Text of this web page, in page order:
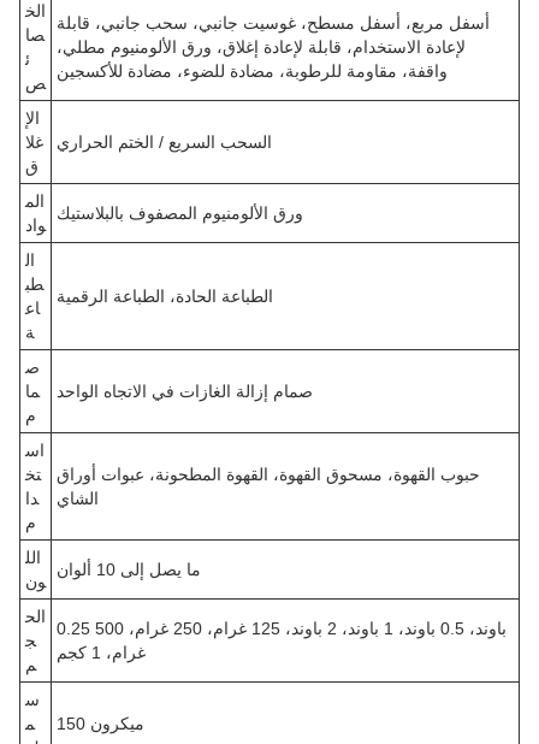
الخ
صا
ئ
ص
أسفل مربع، أسفل مسطح، غوسيت جانبي، سحب جانبي، قابلة
لإعادة الاستخدام، قابلة لإعادة إغلاق، ورق الألومنيوم مطلي،
واقفة، مقاومة للرطوبة، مضادة للضوء، مضادة للأكسجين
الإ
غلا
ق
السحب السريع / الختم الحراري
الم
واد
ورق الألومنيوم المصفوف بالبلاستيك
ال
طب
اع
ة
الطباعة الحادة، الطباعة الرقمية
ص
ما
م
صمام إزالة الغازات في الاتجاه الواحد
اس
تخ
دا
م
حبوب القهوة، مسحوق القهوة، القهوة المطحونة، عبوات أوراق
الشاي
الل
ون
ما يصل إلى 10 ألوان
الح
ج
م
0.25 باوند، 0.5 باوند، 1 باوند، 2 باوند، 125 غرام، 250 غرام، 500
غرام، 1 كجم
س
م
150 ميكرون